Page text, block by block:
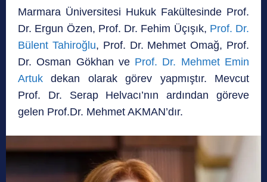
Marmara Üniversitesi Hukuk Fakültesinde Prof.
Dr. Ergun Özen, Prof. Dr. Fehim Üçışık, Prof. Dr.
Bülent Tahiroğlu, Prof. Dr. Mehmet Omağ, Prof.
Dr. Osman Gökhan ve Prof. Dr. Mehmet Emin
Artuk dekan olarak görev yapmıştır. Mevcut
Prof. Dr. Serap Helvacı’nın ardından göreve
gelen Prof.Dr. Mehmet AKMAN’dır.